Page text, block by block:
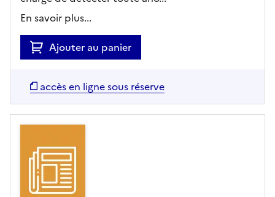
En savoir plus...
Ajouter au panier
accès en ligne sous réserve